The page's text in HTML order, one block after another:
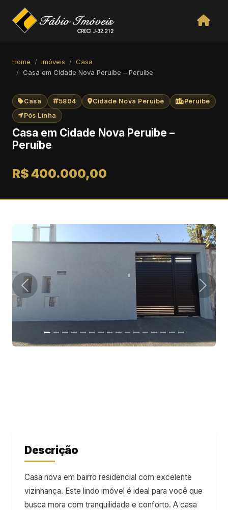
Home Imóveis
Casa
Casa em Cidade Nova Peruibe – Peruíbe
Casa 5804 Cidade Nova Peruibe
Peruíbe
Pós Linha
Casa em Cidade Nova Peruibe –
Peruíbe
R$ 400.000,00
Descrição
Casa nova em bairro residencial com excelente
vizinhança. Este lindo imóvel é ideal para você que
busca mora com tranquilidade e conforto. A casa